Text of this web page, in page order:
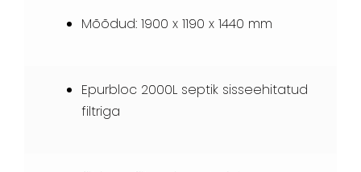
Mõõdud: 1900 x 1190 x 1440 mm
Epurbloc 2000L septik sisseehitatud
filtriga